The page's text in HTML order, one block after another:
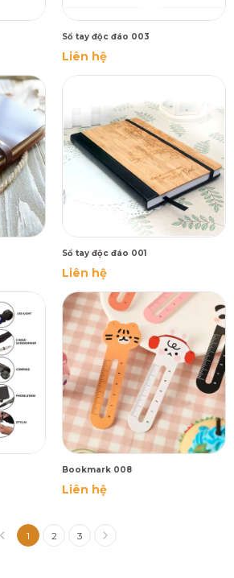
Sổ tay độc đáo 003
Liên hệ
Sổ tay độc đáo 001
Liên hệ
Bookmark 008
Liên hệ
1 2 3